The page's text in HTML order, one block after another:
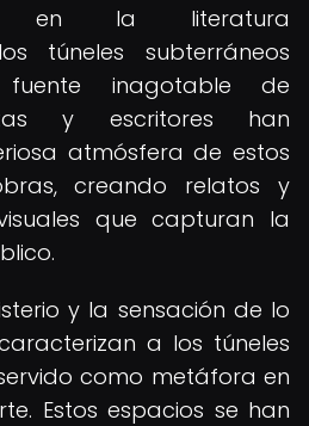
en la literatura
túneles subterráneos
inagotable de
y escritores han
atmósfera de estos
creando relatos y
que capturan la
y la sensación de lo
a los túneles
como metáfora en
Estos espacios se han